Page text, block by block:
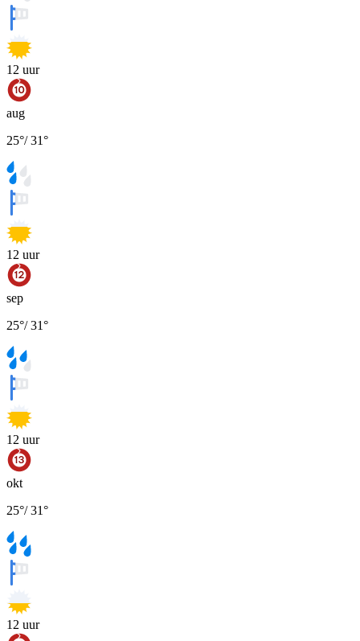
12 uur
aug
25°/31°
12 uur
sep
25°/31°
12 uur
okt
25°/31°
12 uur